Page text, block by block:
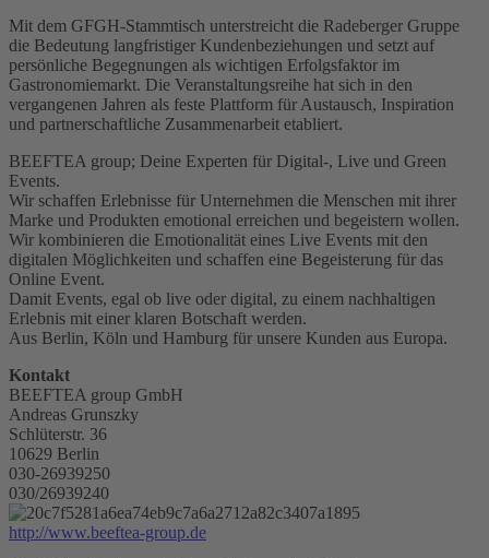
Mit dem GFGH-Stammtisch unterstreicht die Radeberger Gruppe
die Bedeutung langfristiger Kundenbeziehungen und setzt auf
persönliche Begegnungen als wichtigen Erfolgsfaktor im
Gastronomiemarkt. Die Veranstaltungsreihe hat sich in den
vergangenen Jahren als feste Plattform für Austausch, Inspiration
und partnerschaftliche Zusammenarbeit etabliert.
BEEFTEA group; Deine Experten für Digital-, Live und Green
Events.
Wir schaffen Erlebnisse für Unternehmen die Menschen mit ihrer
Marke und Produkten emotional erreichen und begeistern wollen.
Wir kombinieren die Emotionalität eines Live Events mit den
digitalen Möglichkeiten und schaffen eine Begeisterung für das
Online Event.
Damit Events, egal ob live oder digital, zu einem nachhaltigen
Erlebnis mit einer klaren Botschaft werden.
Aus Berlin, Köln und Hamburg für unsere Kunden aus Europa.
Kontakt
BEEFTEA group GmbH
Andreas Grunszky
Schlüterstr. 36
10629 Berlin
030-26939250
030/26939240
http://www.beeftea-group.de